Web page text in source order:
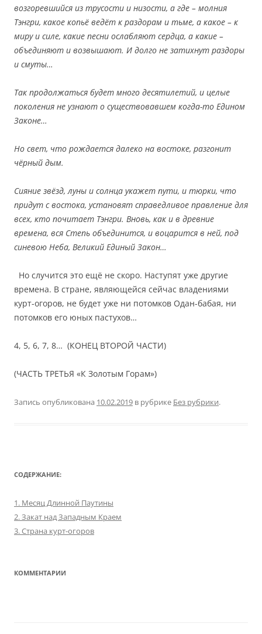
возгоревшийся из трусости и низости, а где – молния
Тэнгри, какое копьё ведёт к раздорам и тьме, а какое – к
миру и силе, какие песни ослабляют сердца, а какие –
объединяют и возвышают. И долго не затихнут раздоры
и смуты…
Так продолжаться будет много десятилетий, и целые
поколения не узнают о существовавшем когда-то Едином
Законе…
Но свет, что рождается далеко на востоке, разгонит
чёрный дым.
Сияние звёзд, луны и солнца укажет пути, и тюрки, что
придут с востока, установят справедливое правление для
всех, кто почитает Тэнгри. Вновь, как и в древние
времена, вся Степь объединится, и воцарится в ней, под
синевою Неба, Великий Единый Закон…
Но случится это ещё не скоро. Наступят уже другие
времена. В стране, являющейся сейчас владениями
курт-огоров, не будет уже ни потомков Одан-бабая, ни
потомков его юных пастухов…
4, 5, 6, 7, 8… (КОНЕЦ ВТОРОЙ ЧАСТИ)
(ЧАСТЬ ТРЕТЬЯ «К Золотым Горам»)
Запись опубликована 10.02.2019 в рубрике Без рубрики.
СОДЕРЖАНИЕ:
1. Месяц Длинной Паутины
2. Закат над Западным Краем
3. Страна курт-огоров
КОММЕНТАРИИ